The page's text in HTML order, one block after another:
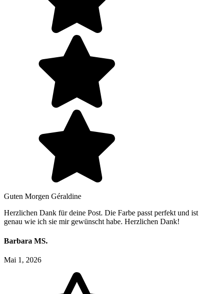
Guten Morgen Géraldine
Herzlichen Dank für deine Post. Die Farbe passt perfekt und ist
genau wie ich sie mir gewünscht habe. Herzlichen Dank!
Barbara MS.
Mai 1, 2026